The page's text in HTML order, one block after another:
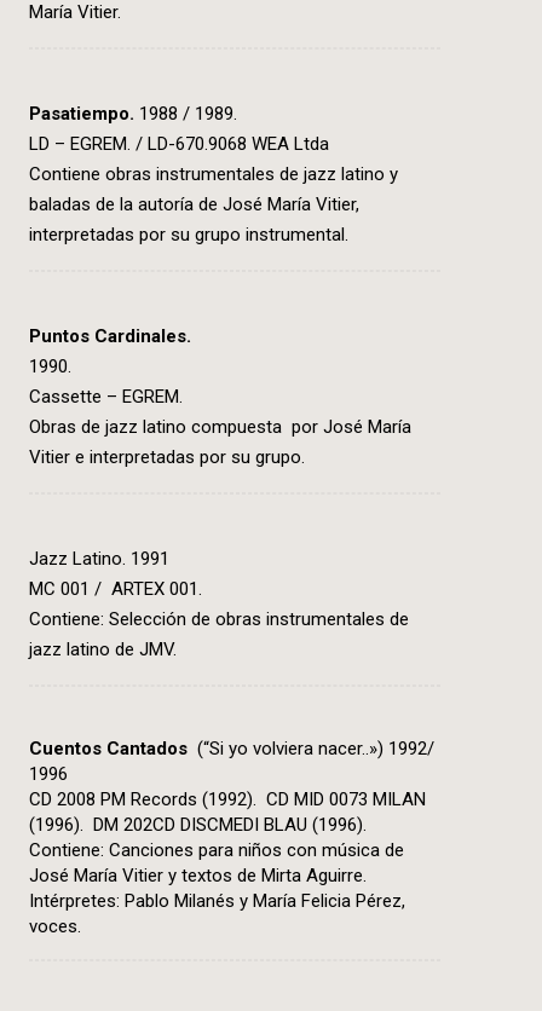
María Vitier.
Pasatiempo. 1988 / 1989.
LD – EGREM. / LD-670.9068 WEA Ltda
Contiene obras instrumentales de jazz latino y
baladas de la autoría de José María Vitier,
interpretadas por su grupo instrumental.
Puntos Cardinales.
1990.
Cassette – EGREM.
Obras de jazz latino compuesta por José María
Vitier e interpretadas por su grupo.
Jazz Latino. 1991
MC 001 / ARTEX 001.
Contiene: Selección de obras instrumentales de
jazz latino de JMV.
Cuentos Cantados (“Si yo volviera nacer..») 1992/
1996
CD 2008 PM Records (1992). CD MID 0073 MILAN
(1996). DM 202CD DISCMEDI BLAU (1996).
Contiene: Canciones para niños con música de
José María Vitier y textos de Mirta Aguirre.
Intérpretes: Pablo Milanés y María Felicia Pérez,
voces.